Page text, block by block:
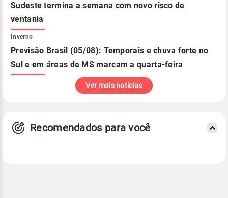
Sudeste termina a semana com novo risco de
ventania
Inverno
Previsão Brasil (05/08): Temporais e chuva forte no
Sul e em áreas de MS marcam a quarta-feira
Ver mais notícias
Recomendados para você